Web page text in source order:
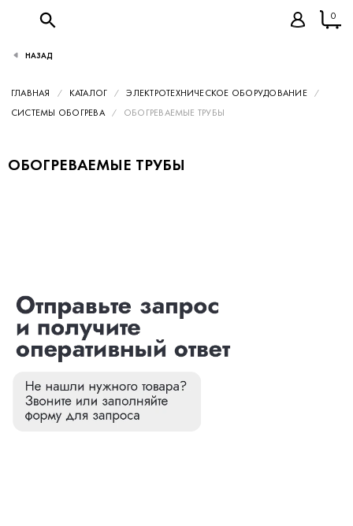
0
ГЛАВНАЯ КАТАЛОГ
ЭЛЕКТРОТЕХНИЧЕСКОЕ ОБОРУДОВАНИЕ
СИСТЕМЫ ОБОГРЕВА
ОБОГРЕВАЕМЫЕ ТРУБЫ
ОБОГРЕВАЕМЫЕ ТРУБЫ
НАЗАД